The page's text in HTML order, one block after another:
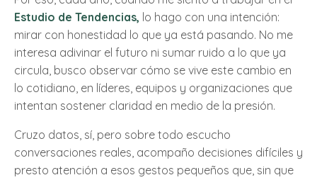
Estudio de Tendencias, lo hago con una intención:
mirar con honestidad lo que ya está pasando. No me
interesa adivinar el futuro ni sumar ruido a lo que ya
circula, busco observar cómo se vive este cambio en
lo cotidiano, en líderes, equipos y organizaciones que
intentan sostener claridad en medio de la presión.
Cruzo datos, sí, pero sobre todo escucho
conversaciones reales, acompaño decisiones difíciles y
presto atención a esos gestos pequeños que, sin que